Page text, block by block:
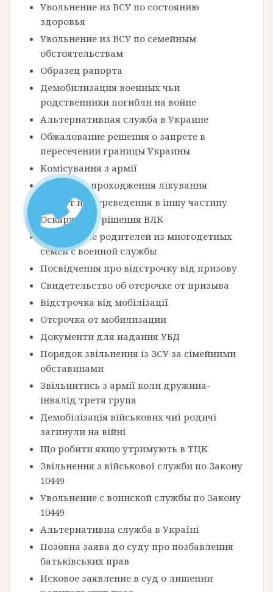
Увольнение из ВСУ по состоянию
здоровья
Увольнение из ВСУ по семейным
обстоятельствам
Образец рапорта
Демобилизация военных чьи
родственники погибли на войне
Альтернативная служба в Украине
Обжалование решения о запрете в
пересечении границы Украины
Комісування з армії
Рапорт на проходження лікування
Рапорт на переведення в іншу частину
Оскарження рішення ВЛК
Увольнение родителей из многодетных
семей с военной службы
Посвідчення про відстрочку від призову
Свидетельство об отсрочке от призыва
Відстрочка від мобілізації
Отсрочка от мобилизации
Документи для надання УБД
Порядок звільнення із ЗСУ за сімейними
обставинами
Звільнитись з армії коли дружина-
інвалід третя група
Демобілізація військових чиї родичі
загинули на війні
Що робити якщо утримують в ТЦК
Звільнення з військової служби по Закону
10449
Увольнение с воинской службы по Закону
10449
Альтернативна служба в Україні
Позовна заява до суду про позбавлення
батьківських прав
Исковое заявление в суд о лишении